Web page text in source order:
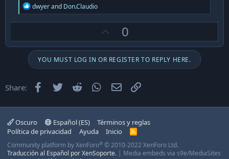
R
e
a
i
o
s
dwyerand Don.Claudio
p
v
o
t
e
0
YOU MUST LOG IN OR REGISTER TO REPLY HERE.
Share: Facebook
Twitter Reddit WhatsApp
Email
Oscuro Español (ES)
Términos y reglas
Política de privacidad
Ayuda Inicio
R
S
Community platform by XenForo® © 2010-2022 XenForo Ltd.
Traducción al Español por XenSoporte. | Media embeds via s9e/MediaSites